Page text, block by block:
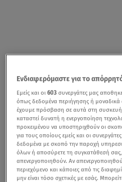
Ενδιαφερόμαστε για το
Εμείς και οι603 συνεργάτες μας
όπως δεδομένα περιήγησης ή μοναδικά
έχουμε πρόσβαση σε αυτά στη συσκευή
καταστεί δυνατή η ενεργοποίηση
προκειμένου να υποστηριχθούν οι
για τους οποίους εμείς και οι
δεδομένα με σκοπό την παροχή
όλων ή αποσύρετε τη συγκατάθεσή σας,
απενεργοποιηθούν. Αν
περιεχόμενο και κάποιες από τις
μην είναι τόσο σχετικές με εσάς.